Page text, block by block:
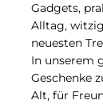
Gadgets,
Alltag,
neuesten
In unserem
Geschenke
Alt, für